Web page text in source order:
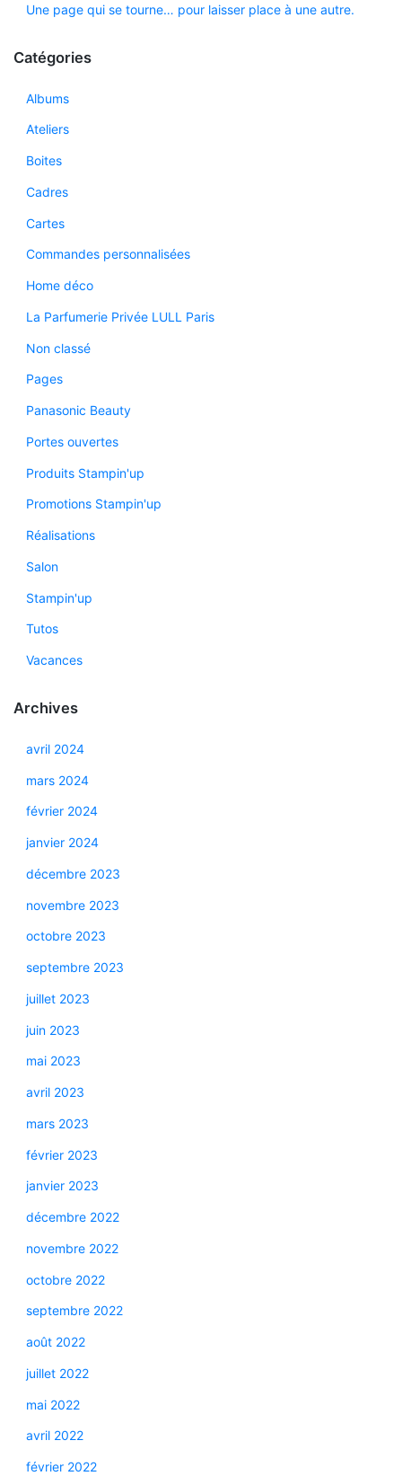
Une page qui se tourne… pour laisser place à une autre.
Catégories
Albums
Ateliers
Boites
Cadres
Cartes
Commandes personnalisées
Home déco
La Parfumerie Privée LULL Paris
Non classé
Pages
Panasonic Beauty
Portes ouvertes
Produits Stampin'up
Promotions Stampin'up
Réalisations
Salon
Stampin'up
Tutos
Vacances
Archives
avril 2024
mars 2024
février 2024
janvier 2024
décembre 2023
novembre 2023
octobre 2023
septembre 2023
juillet 2023
juin 2023
mai 2023
avril 2023
mars 2023
février 2023
janvier 2023
décembre 2022
novembre 2022
octobre 2022
septembre 2022
août 2022
juillet 2022
mai 2022
avril 2022
février 2022